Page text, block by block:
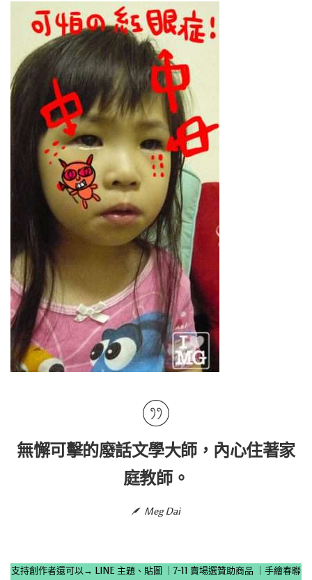
無懈可擊的廢話文學大師，內心住著家
庭教師。
Meg Dai
支持創作者還可以→ LINE 主題、貼圖 7-11 賣場選贊助商品
手繪春聯